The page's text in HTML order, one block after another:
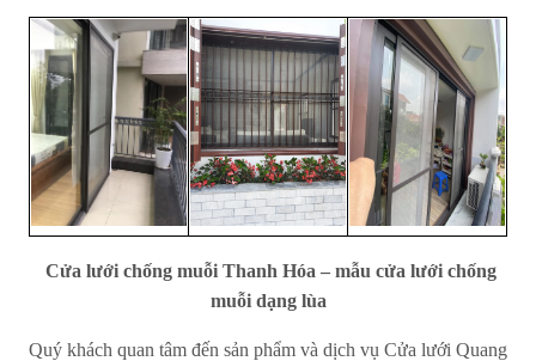
Cửa lưới chống muỗi Thanh Hóa – mẫu cửa lưới chống
muỗi dạng lùa
Quý khách quan tâm đến sản phẩm và dịch vụ Cửa lưới Quang